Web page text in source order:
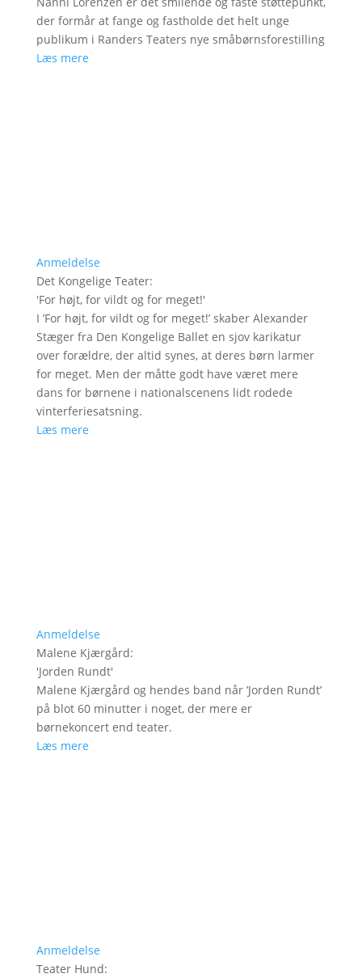
der formår at fange og fastholde det helt unge
publikum i Randers Teaters nye småbørnsforestilling
Læs mere
Anmeldelse
Det Kongelige Teater:
'For højt, for vildt og for meget!'
I ’For højt, for vildt og for meget!’ skaber Alexander
Stæger fra Den Kongelige Ballet en sjov karikatur
over forældre, der altid synes, at deres børn larmer
for meget. Men der måtte godt have været mere
dans for børnene i nationalscenens lidt rodede
vinterferiesatsning.
Læs mere
Anmeldelse
Malene Kjærgård:
'Jorden Rundt'
Malene Kjærgård og hendes band når ’Jorden Rundt’
på blot 60 minutter i noget, der mere er
børnekoncert end teater.
Læs mere
Anmeldelse
Teater Hund: